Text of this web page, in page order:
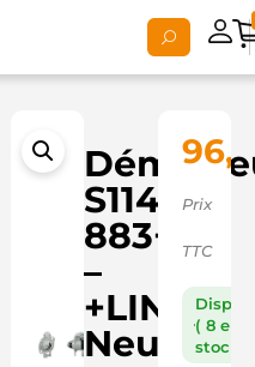
S114-
883+
–
+LINE
Neuf
Prix
TTC
( 8 en
stock )